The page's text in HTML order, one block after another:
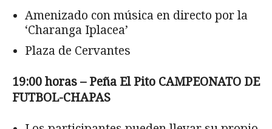
Amenizado con música en directo por la
‘Charanga Iplacea’
Plaza de Cervantes
19:00 horas – Peña El Pito CAMPEONATO DE
FUTBOL-CHAPAS